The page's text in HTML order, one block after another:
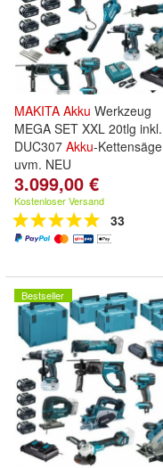
MAKITA Akku Werkzeug
MEGA SET XXL 20tlg inkl.
DUC307 Akku-Kettensäge
uvm. NEU
3.099,00 €
Kostenloser Versand
33
Bestseller